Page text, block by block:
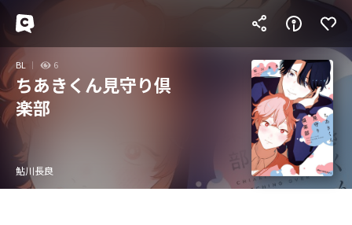
BL 6
ちあきくん見守り倶
楽部
鮎川長良